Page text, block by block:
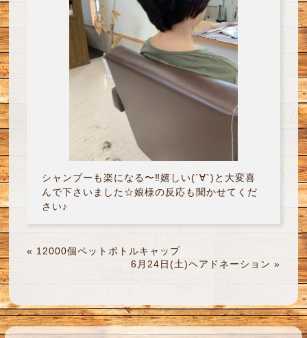
シャンプーも楽になる〜‼︎嬉しい(´∀`)と大変喜
んで下さいました☆娘様の反応も聞かせてくだ
さい♪
« 12000個ペットボトルキャップ
6月24日(土)ヘアドネーション »